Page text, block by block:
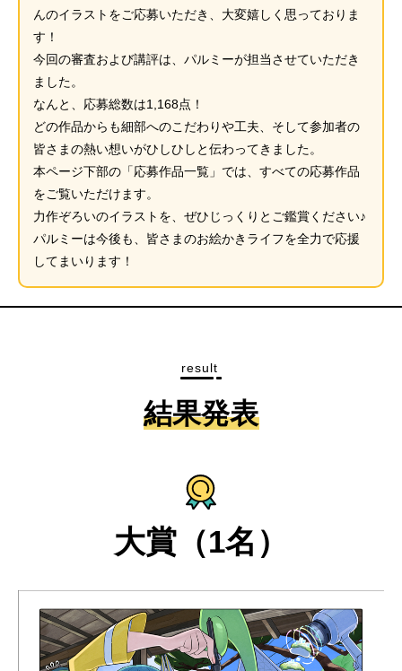
んのイラストをご応募いただき、大変嬉しく思っておりま
す！
今回の審査および講評は、パルミーが担当させていただき
ました。
なんと、応募総数は1,168点！
どの作品からも細部へのこだわりや工夫、そして参加者の
皆さまの熱い想いがひしひしと伝わってきました。
本ページ下部の「応募作品一覧」では、すべての応募作品
をご覧いただけます。
力作ぞろいのイラストを、ぜひじっくりとご鑑賞ください♪
パルミーは今後も、皆さまのお絵かきライフを全力で応援
してまいります！
result
結果発表
大賞（1名）